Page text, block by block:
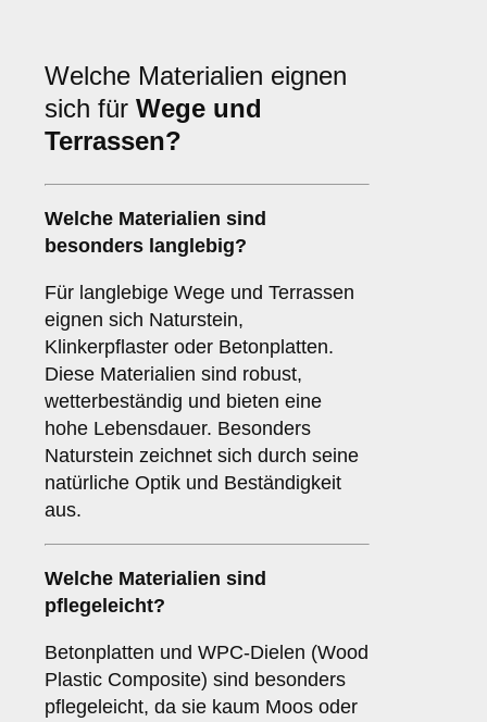
Welche Materialien eignen
sich für Wege und
Terrassen?
Welche Materialien sind
besonders langlebig?
Für langlebige Wege und Terrassen
eignen sich Naturstein,
Klinkerpflaster oder Betonplatten.
Diese Materialien sind robust,
wetterbeständig und bieten eine
hohe Lebensdauer. Besonders
Naturstein zeichnet sich durch seine
natürliche Optik und Beständigkeit
aus.
Welche Materialien sind
pflegeleicht?
Betonplatten und WPC-Dielen (Wood
Plastic Composite) sind besonders
pflegeleicht, da sie kaum Moos oder